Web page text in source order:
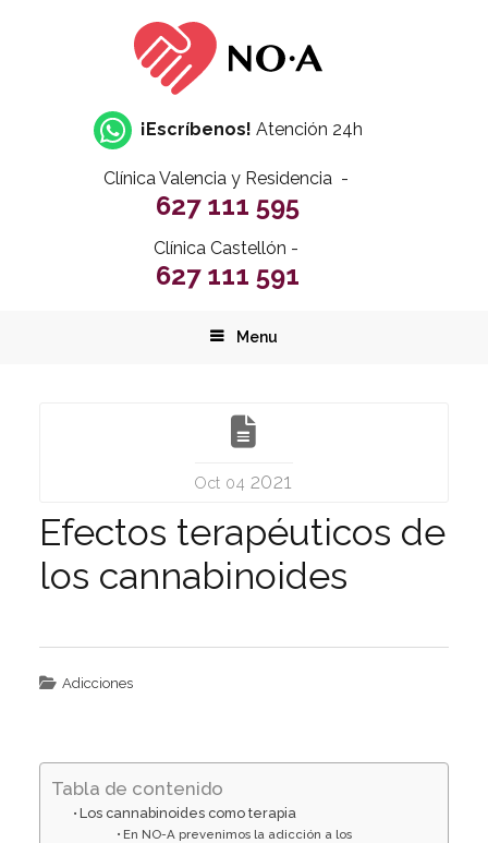
¡Escríbenos! Atención 24h
Clínica Valencia y Residencia -
627 111 595
Clínica Castellón -
627 111 591
Menu
Oct 04 2021
Efectos terapéuticos de
los cannabinoides
Adicciones
Tabla de contenido
Los cannabinoides como terapia
En NO-A prevenimos la adicción a los